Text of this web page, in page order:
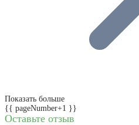
Показать больше
{{ pageNumber+1 }}
Оставьте отзыв